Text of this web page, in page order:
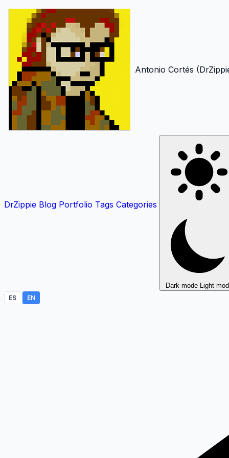
Antonio Cortés
DrZippie Blog Portfolio Tags Categories
Dark mode Light
ES
EN